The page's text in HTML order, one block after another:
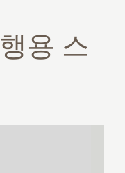
용 스